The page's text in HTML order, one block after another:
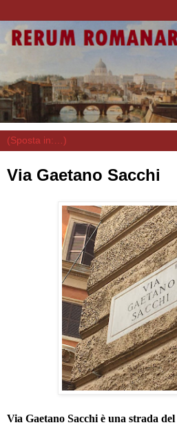
Via Gaetano Sacchi
Via Gaetano Sacchi è una strada del